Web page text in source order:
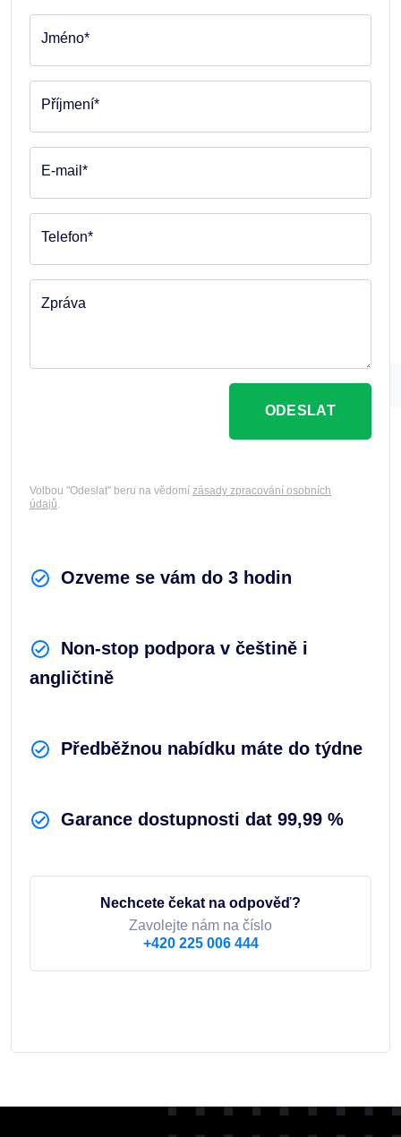
Ozveme se vám do 3 hodin
Non-stop podpora v češtině i
angličtině
Předběžnou nabídku máte do týdne
Garance dostupnosti dat 99,99 %
Nechcete čekat na odpověď?
Zavolejte nám na číslo
+420 225 006 444
Jméno*
Příjmení*
E-mail*
Telefon*
Zpráva
ODESLAT
Volbou "Odeslat" beru na vědomí zásady zpracování osobních
údajů